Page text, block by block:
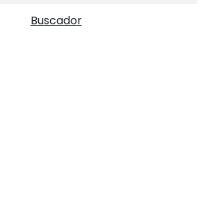
Buscador